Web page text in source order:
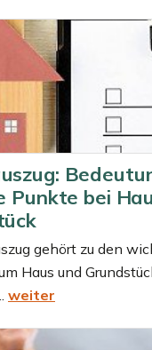
Punkte bei
gehört zu den
Haus und
weiter